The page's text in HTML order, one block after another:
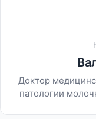
Доктор
патологии